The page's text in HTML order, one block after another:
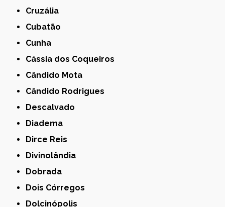
Cruzália
Cubatão
Cunha
Cássia dos Coqueiros
Cândido Mota
Cândido Rodrigues
Descalvado
Diadema
Dirce Reis
Divinolândia
Dobrada
Dois Córregos
Dolcinópolis